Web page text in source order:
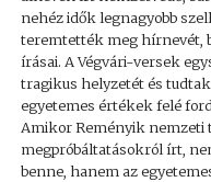
nehéz idők legnagyobb
teremtették meg hírnevét,
írásai. A Végvári-versek
tragikus helyzetét és
egyetemes értékek felé
Amikor Reményik nemzeti
megpróbáltatásokról írt,
benne, hanem az